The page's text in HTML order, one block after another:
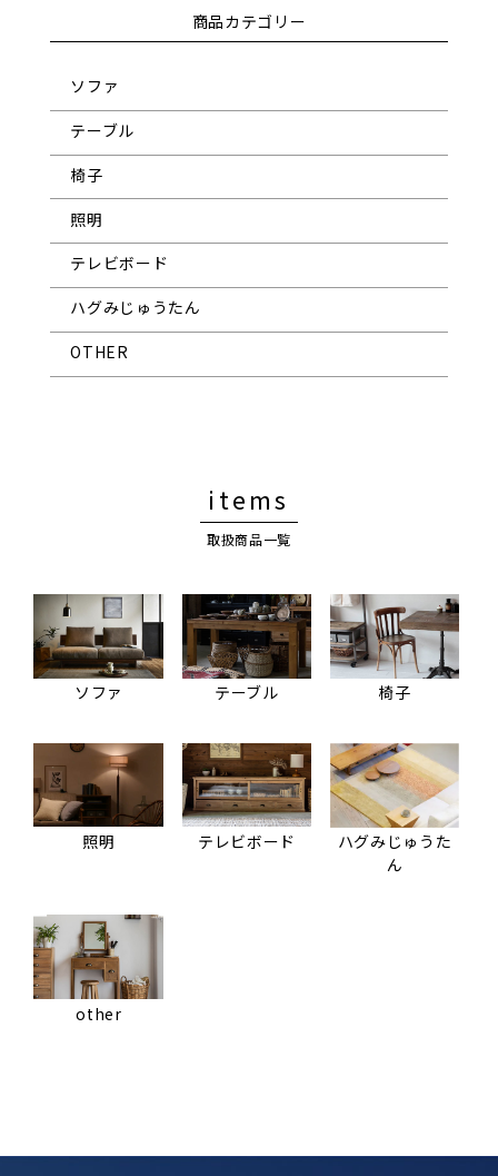
商品カテゴリー
ソファ
テーブル
椅子
照明
テレビボード
ハグみじゅうたん
OTHER
items
取扱商品一覧
ソファ テーブル 椅子
照明 テレビボード
ハグみじゅうた
ん
other